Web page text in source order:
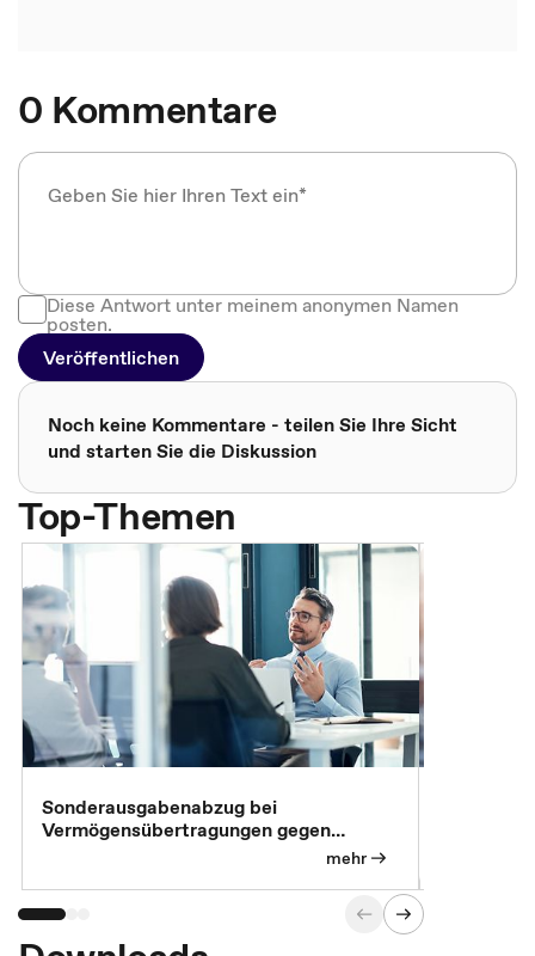
0 Kommentare
Diese Antwort unter meinem anonymen Namen
posten.
Veröffentlichen
Noch keine Kommentare - teilen Sie Ihre Sicht
und starten Sie die Diskussion
Top-Themen
Sonderausgabenabzug bei
Vermögensübertragungen gegen
mehr